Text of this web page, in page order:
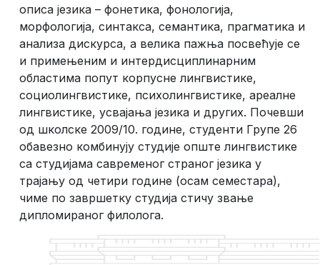
описа језика – фонетика, фонологија,
морфологија, синтакса, семантика, прагматика и
анализа дискурса, а велика пажња посвећује се
и примењеним и интердисциплинарним
областима попут корпусне лингвистике,
социолингвистике, психолингвистике, ареалне
лингвистике, усвајања језика и других. Почевши
од школске 2009/10. године, студенти Групе 26
обавезно комбинују студије опште лингвистике
са студијама савременог страног језика у
трајању од четири године (осам семестара),
чиме по завршетку студија стичу звање
дипломираног филолога.